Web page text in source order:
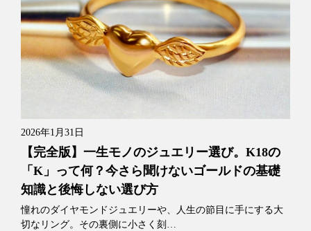
2026年1月31日
【完全版】一生モノのジュエリー選び。K18の
「K」って何？今さら聞けないゴールドの基礎
知識と後悔しない選び方
憧れのダイヤモンドジュエリーや、人生の節目に手にする大
切なリング。その裏側に小さく刻…